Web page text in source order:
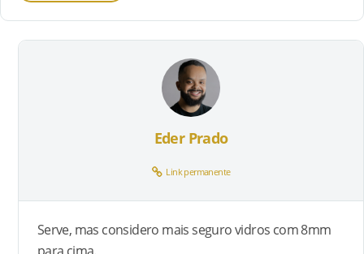
Eder Prado
Link permanente
Serve, mas considero mais seguro vidros com 8mm